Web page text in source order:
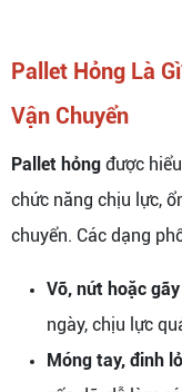
Pallet Hỏng Là
Vận Chuyển
Pallet hỏng được
chức năng chịu lực,
chuyển. Các dạng
Vỡ, nứt hoặc
ngày, chịu lực
Móng tay, đinh